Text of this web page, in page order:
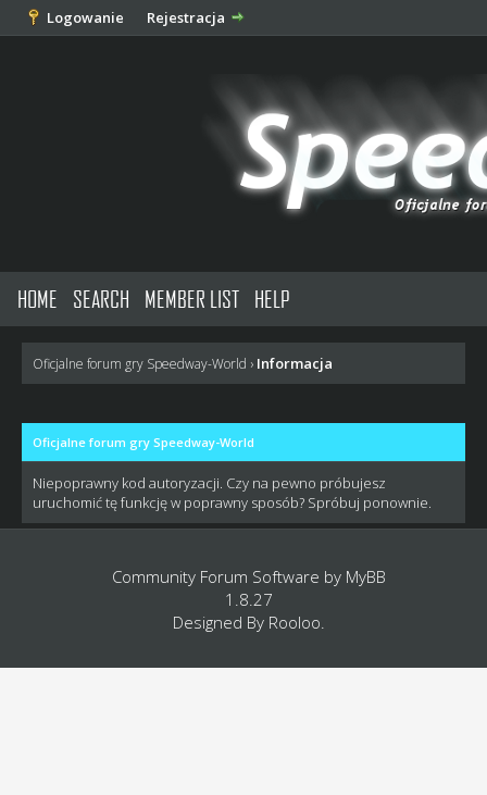
Logowanie Rejestracja
HOME SEARCH MEMBER LIST HELP
Oficjalne forum gry Speedway-World › Informacja
Oficjalne forum gry Speedway-World
Niepoprawny kod autoryzacji. Czy na pewno próbujesz
uruchomić tę funkcję w poprawny sposób? Spróbuj ponownie.
Community Forum Software by MyBB
1.8.27
Designed By Rooloo.